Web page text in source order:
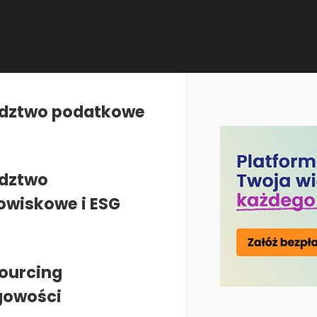
podatkowe
i ESG
Ochrona środowiska Zrównoważony rozwój
KADRY I PŁACE